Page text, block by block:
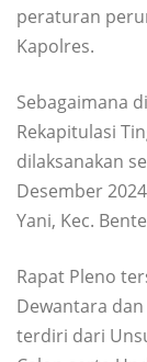
peraturan
Kapolres.
Sebagaimana
Rekapitulasi
dilaksanakan
Desember
Yani, Kec.
Rapat Pleno
Dewantara
terdiri dari